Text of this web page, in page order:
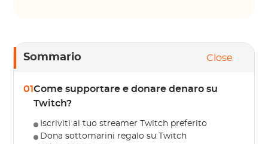
Sommario Close
01Come supportare e donare denaro su
Twitch?
Iscriviti al tuo streamer Twitch preferito
Dona sottomarini regalo su Twitch